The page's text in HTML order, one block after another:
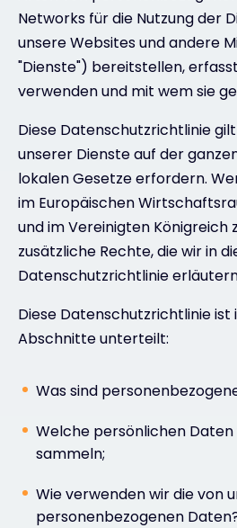
Networks für die Nutzung der
unsere Websites und andere
"Dienste") bereitstellen,
verwenden und mit wem sie
Diese Datenschutzrichtlinie
unserer Dienste auf der
lokalen Gesetze erfordern.
im Europäischen
und im Vereinigten Königreich
zusätzliche Rechte, die wir in
Datenschutzrichtlinie
Diese Datenschutzrichtlinie ist
Abschnitte unterteilt:
Was sind
Welche persönlichen Daten
sammeln;
Wie verwenden wir die von
personenbezogenen